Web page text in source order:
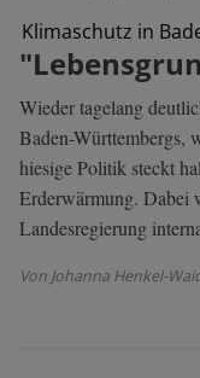
Klimaschutz in
Wieder tagelang
Baden-Württembergs,
hiesige Politik steckt
Erderwärmung. Dabei
Landesregierung
Von Johanna Henkel-